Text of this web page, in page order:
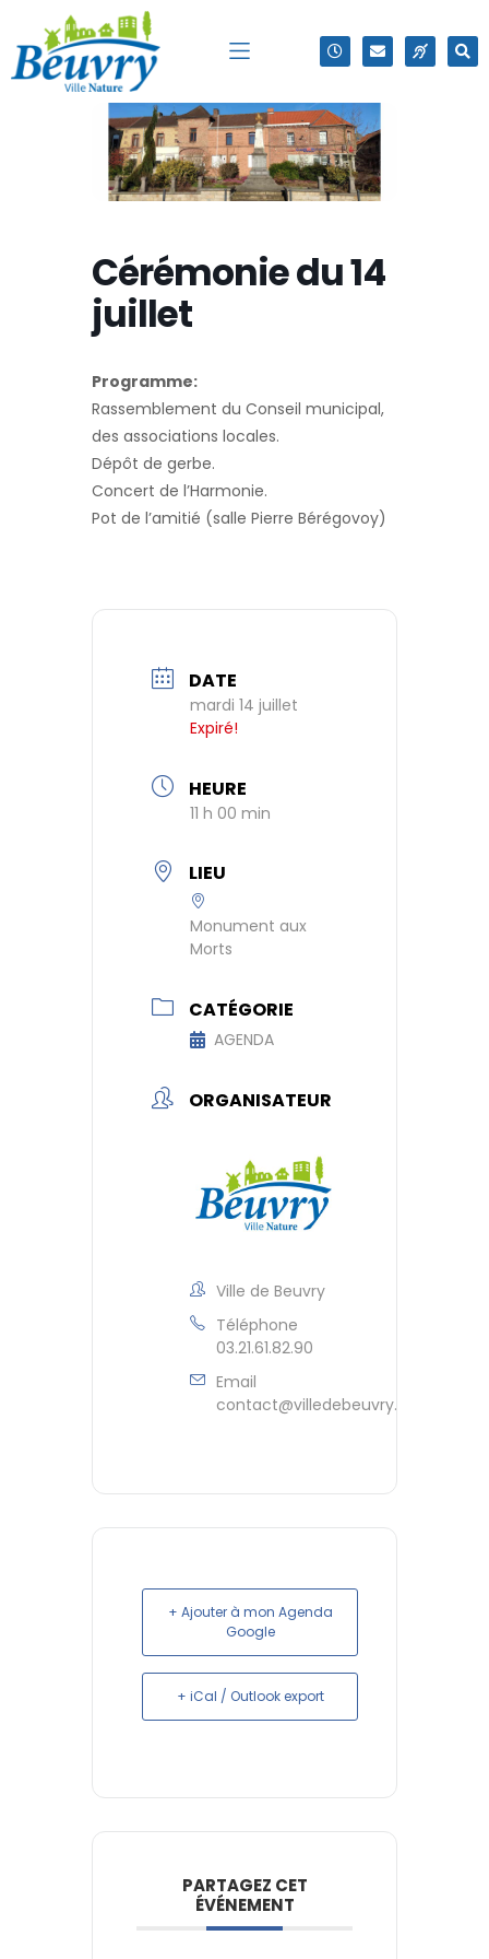
Cérémonie du 14
juillet
Programme:
Rassemblement du Conseil municipal,
des associations locales.
Dépôt de gerbe.
Concert de l’Harmonie.
Pot de l’amitié (salle Pierre Bérégovoy)
DATE
mardi 14 juillet
Expiré!
HEURE
11 h 00 min
LIEU
Monument aux
Morts
CATÉGORIE
AGENDA
ORGANISATEUR
Ville de Beuvry
Téléphone
03.21.61.82.90
Email
contact@villedebeuvry.fr
+ Ajouter à mon Agenda
Google
+ iCal / Outlook export
PARTAGEZ CET
ÉVÉNEMENT